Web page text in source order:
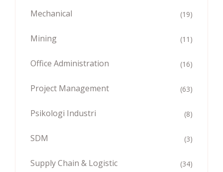
Mechanical (19)
Mining (11)
Office Administration (16)
Project Management (63)
Psikologi Industri (8)
SDM (3)
Supply Chain & Logistic (34)